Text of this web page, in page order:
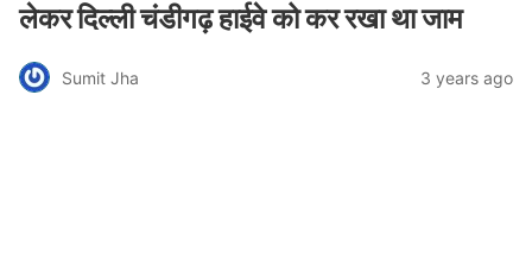
लेकर दिल्ली चंडीगढ़ हाईवे को कर रखा था जाम
Sumit Jha 3 years ago